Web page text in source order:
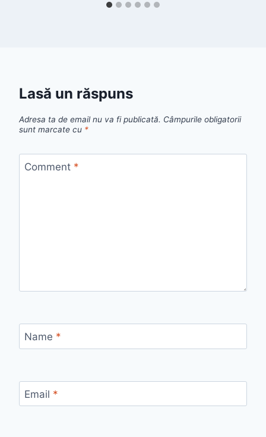
Lasă un răspuns
Adresa ta de email nu va fi publicată. Câmpurile obligatorii
sunt marcate cu *
Comment *
Name *
Email *